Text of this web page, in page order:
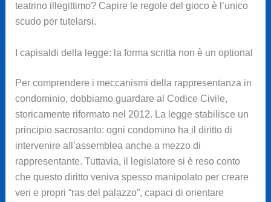
teatrino illegittimo? Capire le regole del gioco è l’unico
scudo per tutelarsi.
I capisaldi della legge: la forma scritta non è un optional
Per comprendere i meccanismi della rappresentanza in
condominio, dobbiamo guardare al Codice Civile,
storicamente riformato nel 2012. La legge stabilisce un
principio sacrosanto: ogni condomino ha il diritto di
intervenire all’assemblea anche a mezzo di
rappresentante. Tuttavia, il legislatore si è reso conto
che questo diritto veniva spesso manipolato per creare
veri e propri “ras del palazzo”, capaci di orientare